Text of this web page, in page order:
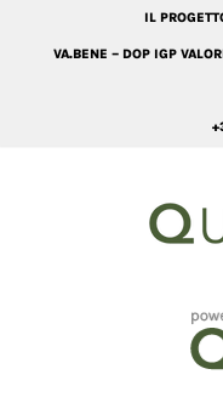
IL
VA.BENE – DOP IGP